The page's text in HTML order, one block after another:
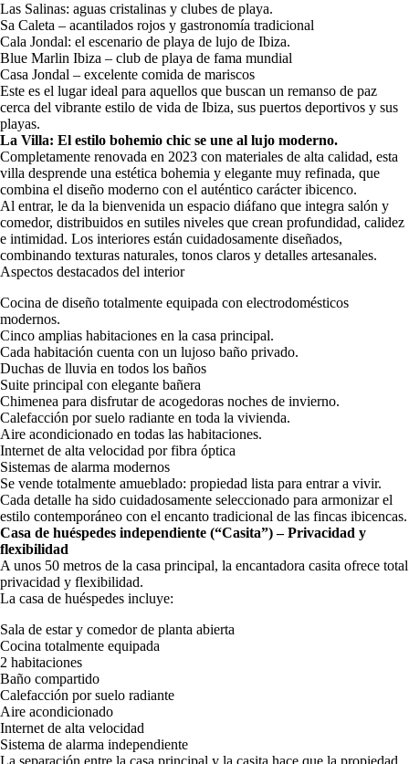
Las Salinas: aguas cristalinas y clubes de playa.
Sa Caleta – acantilados rojos y gastronomía tradicional
Cala Jondal: el escenario de playa de lujo de Ibiza.
Blue Marlin Ibiza – club de playa de fama mundial
Casa Jondal – excelente comida de mariscos
Este es el lugar ideal para aquellos que buscan un remanso de paz
cerca del vibrante estilo de vida de Ibiza, sus puertos deportivos y sus
playas.
La Villa: El estilo bohemio chic se une al lujo moderno.
Completamente renovada en 2023 con materiales de alta calidad, esta
villa desprende una estética bohemia y elegante muy refinada, que
combina el diseño moderno con el auténtico carácter ibicenco.
Al entrar, le da la bienvenida un espacio diáfano que integra salón y
comedor, distribuidos en sutiles niveles que crean profundidad, calidez
e intimidad. Los interiores están cuidadosamente diseñados,
combinando texturas naturales, tonos claros y detalles artesanales.
Aspectos destacados del interior
Cocina de diseño totalmente equipada con electrodomésticos
modernos.
Cinco amplias habitaciones en la casa principal.
Cada habitación cuenta con un lujoso baño privado.
Duchas de lluvia en todos los baños
Suite principal con elegante bañera
Chimenea para disfrutar de acogedoras noches de invierno.
Calefacción por suelo radiante en toda la vivienda.
Aire acondicionado en todas las habitaciones.
Internet de alta velocidad por fibra óptica
Sistemas de alarma modernos
Se vende totalmente amueblado: propiedad lista para entrar a vivir.
Cada detalle ha sido cuidadosamente seleccionado para armonizar el
estilo contemporáneo con el encanto tradicional de las fincas ibicencas.
Casa de huéspedes independiente (“Casita”) – Privacidad y
flexibilidad
A unos 50 metros de la casa principal, la encantadora casita ofrece total
privacidad y flexibilidad.
La casa de huéspedes incluye:
Sala de estar y comedor de planta abierta
Cocina totalmente equipada
2 habitaciones
Baño compartido
Calefacción por suelo radiante
Aire acondicionado
Internet de alta velocidad
Sistema de alarma independiente
La separación entre la casa principal y la casita hace que la propiedad